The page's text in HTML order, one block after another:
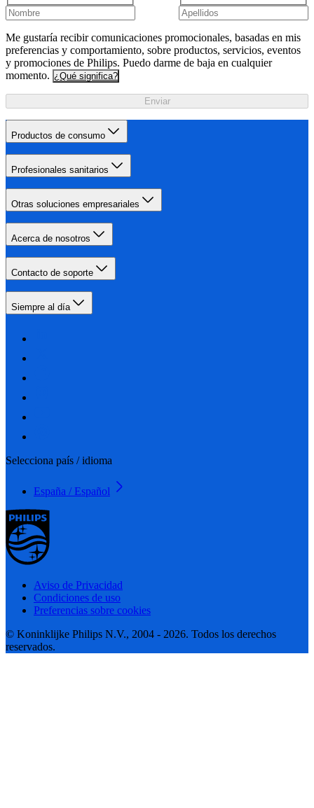
Me gustaría recibir comunicaciones promocionales, basadas en mis
preferencias y comportamiento, sobre productos, servicios, eventos
y promociones de Philips. Puedo darme de baja en cualquier
momento. ¿Qué significa?
Enviar
Productos de consumo
Profesionales sanitarios
Otras soluciones empresariales
Acerca de nosotros
Contacto de soporte
Siempre al día
Selecciona país / idioma
España / Español
Aviso de Privacidad
Condiciones de uso
Preferencias sobre cookies
© Koninklijke Philips N.V., 2004 - 2026. Todos los derechos
reservados.